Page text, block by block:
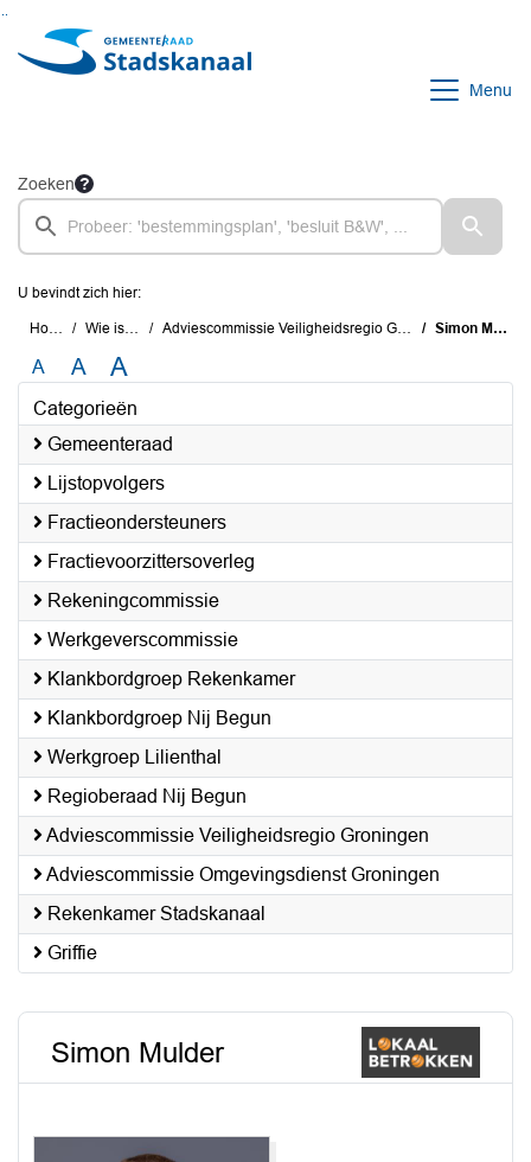
Ga naar de inhoud van deze pagina
Ga naar het zoeken
Ga naar het menu
Menu
Zoeken
U bevindt zich hier:
Home Wie is wie Adviescommissie Veiligheidsregio Groningen Simon Mulder
A A A
Categorieën
Gemeenteraad
Lijstopvolgers
Fractieondersteuners
Fractievoorzittersoverleg
Rekeningcommissie
Werkgeverscommissie
Klankbordgroep Rekenkamer
Klankbordgroep Nij Begun
Werkgroep Lilienthal
Regioberaad Nij Begun
Adviescommissie Veiligheidsregio Groningen
Adviescommissie Omgevingsdienst Groningen
Rekenkamer Stadskanaal
Griffie
Simon Mulder